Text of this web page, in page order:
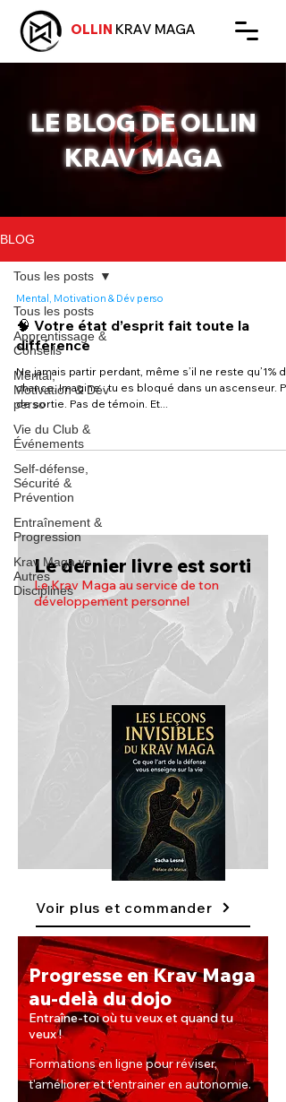
OLLIN KRAV MAGA
LE BLOG DE OLLIN
KRAV MAGA
BLOG
Tous les posts
Apprentissage &
Conseils
Mental,
Motivation & Dév
perso
Vie du Club &
Événements
Self-défense,
Sécurité &
Prévention
Entraînement &
Progression
Krav Maga vs
Autres
Disciplines
Tous les posts
Mental, Motivation & Dév perso
🧠 Votre état d’esprit fait toute la
différence
Ne jamais partir perdant, même s’il ne reste qu’1% de
chance. Imagine : tu es bloqué dans un ascenseur.
de sortie. Pas de témoin. Et...
Le dernier livre est sorti
Le Krav Maga au service de ton
développement personnel
Voir plus et commander
Progresse en Krav Maga
au-delà du dojo
Entraîne-toi où tu veux et quand tu
veux !
Formations en ligne pour réviser,
t'améliorer et t'entrainer en autonomie.